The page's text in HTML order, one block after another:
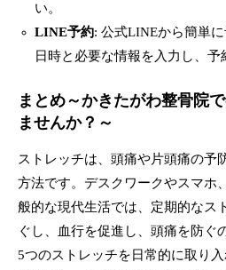
い。
LINE予約: 公式LINEから簡単
日時と必要な情報を入力し、予
まとめ～かきたがわ整骨院
ませんか？～
ストレッチは、頭痛や片頭痛の予
方法です。デスクワークやスマホ
般的な現代生活では、定期的なス
ぐし、血行を促進し、頭痛を防ぐ
5つのストレッチを日常的に取り